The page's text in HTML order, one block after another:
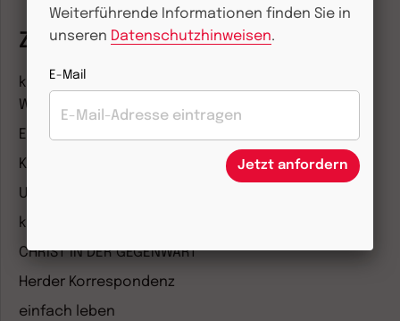
Zeitschriften
kindergarten heute Fachmagazin, Leitungsheft &
Wenn Eltern Rat suchen
Entdeckungskiste
Kleinstkinder in Kita und Tagespflege
Unser Ganztag
kizz Elternwelt
CHRIST IN DER GEGENWART
Herder Korrespondenz
einfach leben
Weiterführende Informationen finden Sie in
unseren Datenschutzhinweisen.
E-Mail
Jetzt anfordern